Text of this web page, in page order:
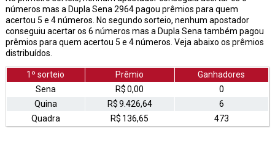
números mas a Dupla Sena 2964 pagou prêmios para quem
acertou 5 e 4 números. No segundo sorteio, nenhum apostador
conseguiu acertar os 6 números mas a Dupla Sena também pagou
prêmios para quem acertou 5 e 4 números. Veja abaixo os prêmios
distribuídos.
1º sorteio Prêmio
Ganhadores
Sena
R$ 0,00
0
Quina
R$ 9.426,64
6
Quadra
R$ 136,65 473